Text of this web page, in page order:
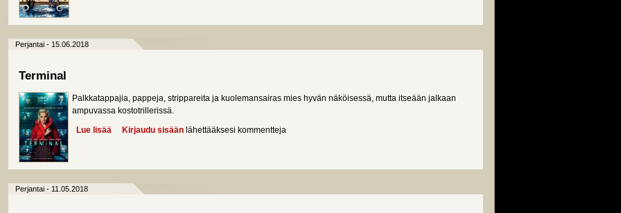
Perjantai - 15.06.2018
Terminal
Palkkatappajia, pappeja, strippareita ja kuolemansairas mies hyvän näköisessä, mutta itseään jalkaan
ampuvassa kostotrillerissä.
Lue lisää about Terminal
Kirjaudu sisään lähettääksesi kommentteja
Perjantai - 11.05.2018